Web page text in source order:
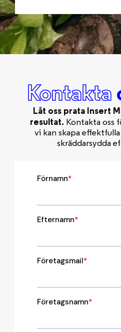
Kontakta
Låt oss prata Insert
resultat. Kontakta oss
vi kan skapa
skräddarsydda